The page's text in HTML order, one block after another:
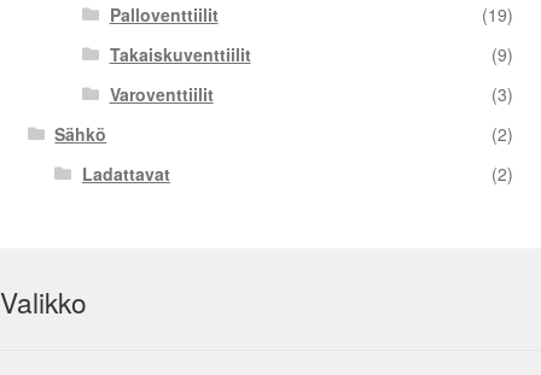
Palloventtiilit
(19)
Takaiskuventtiilit
(9)
Varoventtiilit
(3)
Sähkö
(2)
Ladattavat
(2)
Valikko